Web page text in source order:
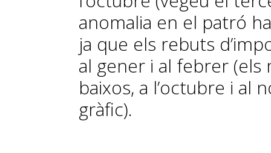
anomalia en el patró
ja que els rebuts
al gener i al febrer (els
baixos, a l’octubre i al
gràfic).